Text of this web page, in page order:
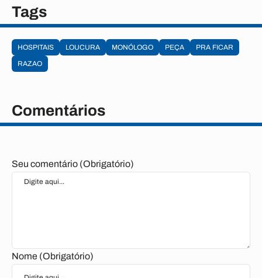
Tags
HOSPITAIS LOUCURA MONÓLOGO PEÇA
PRA FICAR
RAZAO
Comentários
Seu comentário (Obrigatório)
Nome (Obrigatório)